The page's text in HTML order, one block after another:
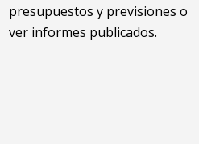
presupuestos y previsiones o
ver informes publicados.